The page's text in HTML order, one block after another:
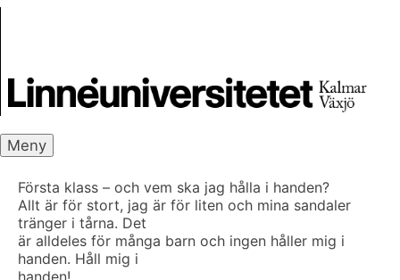
Meny
Första klass – och vem ska jag hålla i handen?
Allt är för stort, jag är för liten och mina sandaler
tränger i tårna. Det
är alldeles för många barn och ingen håller mig i
handen. Håll mig i
handen!